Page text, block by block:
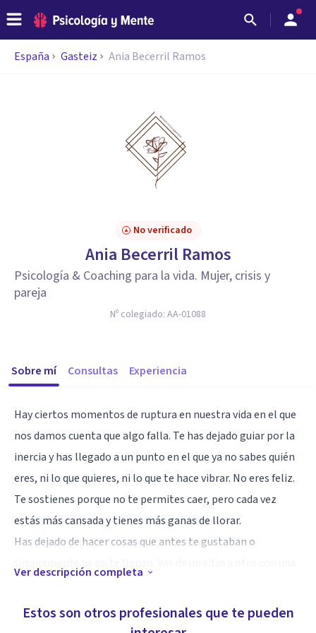
España Gasteiz Ania Becerril Ramos
No verificado
Ania Becerril Ramos
Psicología & Coaching para la vida. Mujer, crisis y
pareja
Nº colegiado: AA-01088
Sobre mí Consultas Experiencia
Hay ciertos momentos de ruptura en nuestra vida en el que
nos damos cuenta que algo falla. Te has dejado guiar por la
inercia y has llegado a un punto en el que ya no sabes quién
eres, ni lo que quieres, ni lo que te hace vibrar. No eres feliz.
Te sostienes porque no te permites caer, pero cada vez
estás más cansada y tienes más ganas de llorar.
Has dejado de hacer cosas que antes te gustaban o
gran tristeza.
Discutes con tu pareja por todo, pero sabes que muchas
Ver descripción completa
Estos son otros profesionales que te pueden